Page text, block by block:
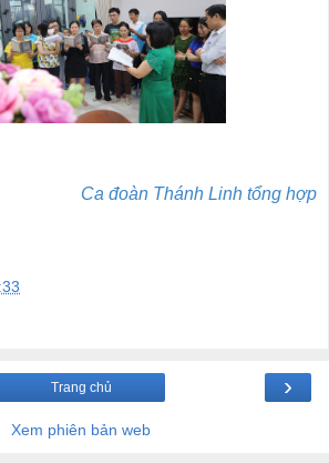
Ca đoàn Thánh Linh tổng hợp
›
Trang chủ
Xem phiên bản web